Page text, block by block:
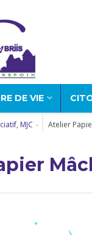
DE VIE
, MJC Atelier